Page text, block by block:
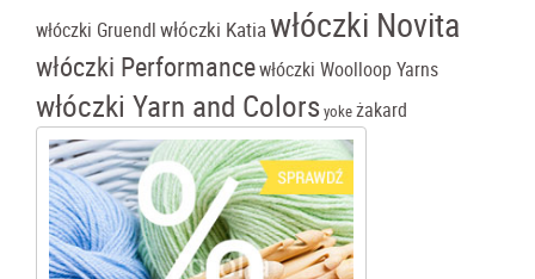
włóczki Gruendlwłóczki Katiawłóczki Novita
włóczki Performancewłóczki Woolloop Yarns
włóczki Yarn and Colorsyokeżakard